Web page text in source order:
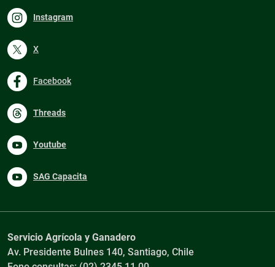
Instagram
X
Facebook
Threads
Youtube
SAG Capacita
Servicio Agrícola y Ganadero
Av. Presidente Bulnes 140, Santiago, Chile